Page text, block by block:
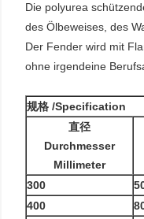
Die polyurea
des Ölbeweises, des
Der Fender wird mit
ohne irgendeine
规格 /Specification
直径
Durchmesser
Millimeter
300
400